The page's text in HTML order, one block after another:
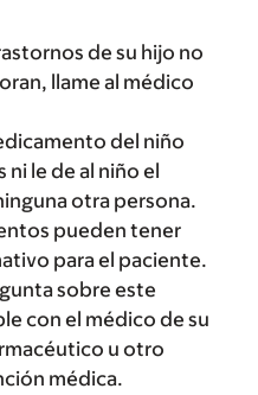
de su hijo no
llame al médico
del niño
le de al niño el
otra persona.
pueden tener
para el paciente.
sobre este
con el médico de su
u otro
médica.